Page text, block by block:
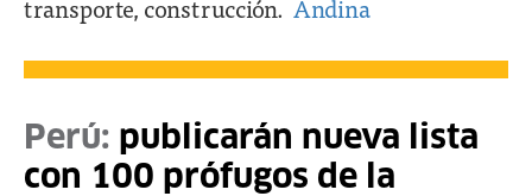
transporte, construcción. Andina
Perú: publicarán nueva lista
con 100 prófugos de la